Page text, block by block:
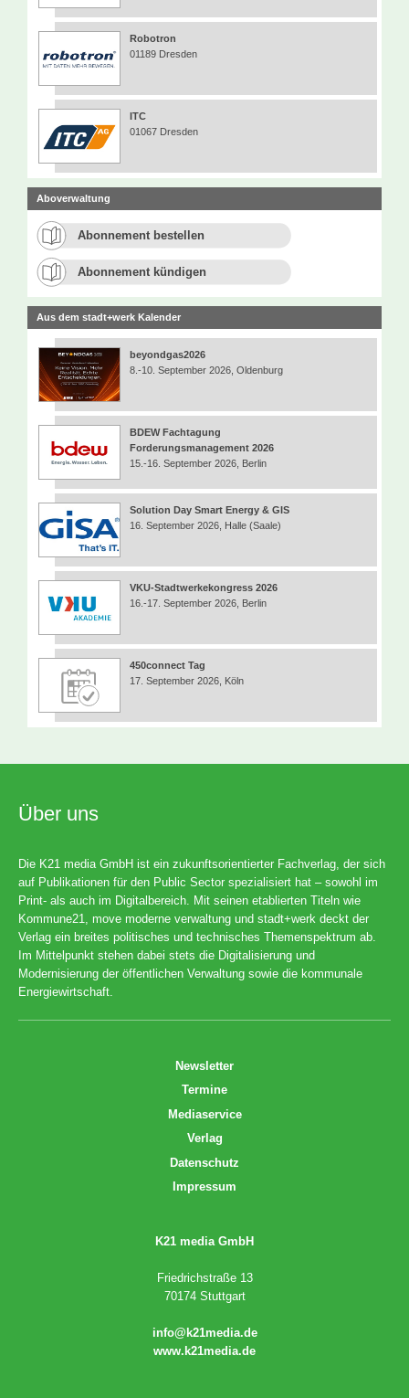
Robotron
01189 Dresden
ITC
01067 Dresden
Aboverwaltung
Abonnement bestellen
Abonnement kündigen
Aus dem stadt+werk Kalender
beyondgas2026
8.-10. September 2026, Oldenburg
BDEW Fachtagung
Forderungsmanagement 2026
15.-16. September 2026, Berlin
Solution Day Smart Energy & GIS
16. September 2026, Halle (Saale)
VKU-Stadtwerkekongress 2026
16.-17. September 2026, Berlin
450connect Tag
17. September 2026, Köln
Über uns
Die K21 media GmbH ist ein zukunftsorientierter Fachverlag, der sich
auf Publikationen für den Public Sector spezialisiert hat – sowohl im
Print- als auch im Digitalbereich. Mit seinen etablierten Titeln wie
Kommune21, move moderne verwaltung und stadt+werk deckt der
Verlag ein breites politisches und technisches Themenspektrum ab.
Im Mittelpunkt stehen dabei stets die Digitalisierung und
Modernisierung der öffentlichen Verwaltung sowie die kommunale
Energiewirtschaft.
Newsletter
Termine
Mediaservice
Verlag
Datenschutz
Impressum
K21 media GmbH
Friedrichstraße 13
70174 Stuttgart
info@k21media.de
www.k21media.de